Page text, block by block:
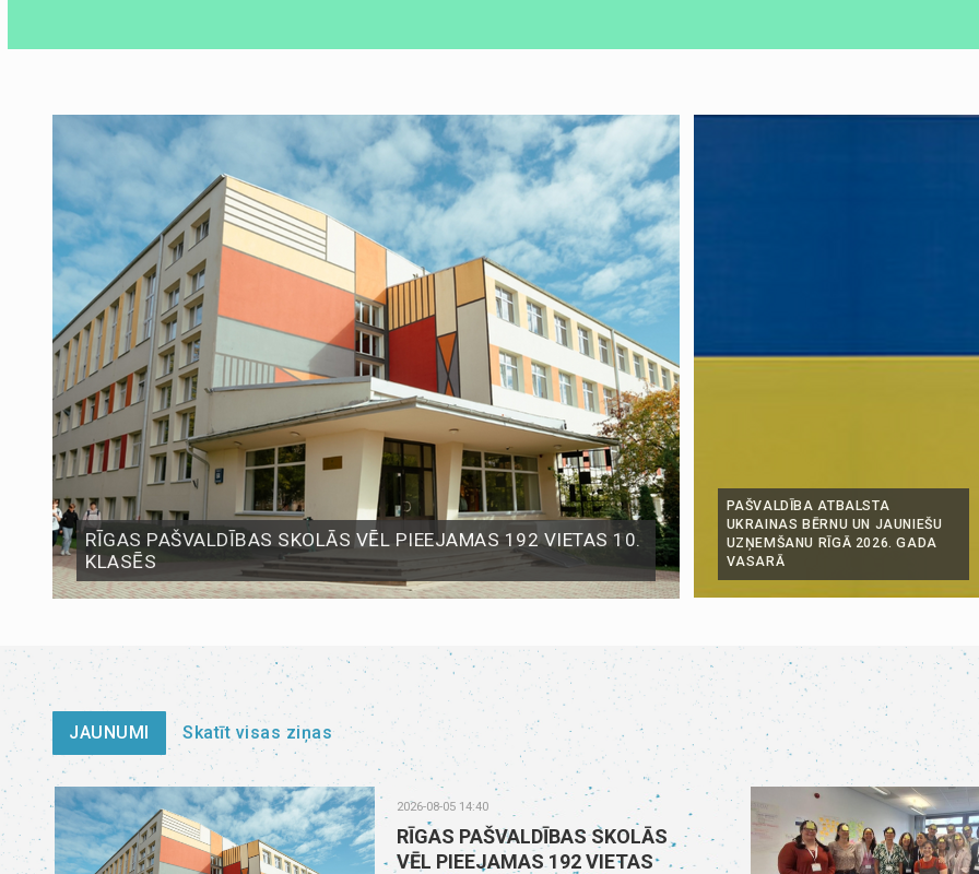
RĪGAS PAŠVALDĪBAS SKOLĀS VĒL PIEEJAMAS 192 VIETAS 10.
KLASĒS
PAŠVALDĪBA ATBALSTA
UKRAINAS BĒRNU UN JAUNIEŠU
UZŅEMŠANU RĪGĀ 2026. GADA
VASARĀ
JAUNUMI Skatīt visas ziņas
2026-08-05 14:40
RĪGAS PAŠVALDĪBAS SKOLĀS
VĒL PIEEJAMAS 192 VIETAS